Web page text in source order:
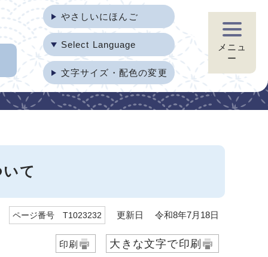
やさしいにほんご
Select Language
文字サイズ・配色の変更
メニュ
ー
て
ページ番号 T1023232 更新日 令和8年7月18日
印刷 大きな文字で印刷